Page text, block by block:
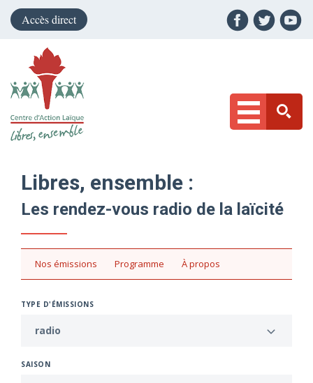
Accès direct
Libres, ensemble :
Les rendez-vous radio de la laïcité
Nos émissions Programme À propos
TYPE D'ÉMISSIONS
radio
SAISON